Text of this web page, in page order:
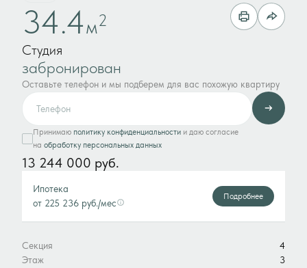
34.4м2
Студия
забронирован
Оставьте телефон и мы подберем для вас похожую квартиру
Принимаю политику конфиденциальностии даю согласие
на обработку персональных данных
13 244 000 руб.
Ипотека
от 225 236 руб./мес
Подробнее
Секция
4
Этаж
3